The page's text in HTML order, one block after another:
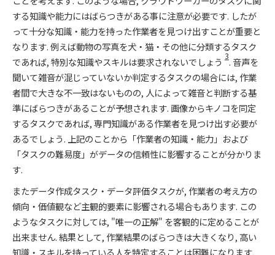
する知識や能力にはばらつきがある事に注意が必要です. したが
って十分な知識・能力を持った作業者を見つけ出すことが重要と
なります. 例えば動物の写真を犬・猫・その他に分類するタスク
であれば, 特別な知識やスキルは要求されないでしょう
3
. 音声を
聞いて雑音が混じっていないか判定するタスクの場合には, 作業
者間で大きな不一致はないものの, 人によって雑音と判断する基
準にばらつきがあることが予想されます. 画像からキノコを同定
するタスクであれば, 専門知識がある作業者を見つけ出す必要が
あるでしょう. 上記のことから「作業者の知識・能力」および
「タスクの難易度」がデータの信頼性に影響することが分かりま
す.
またデータ作成タスク・データ評価タスクが, 作業者の考え方の
傾向・価値観など主観的要素に影響される場合もあります. この
ようなタスクに対しては, "唯一の正解" を客観的に定めることが
出来ません. 結果として, 作業結果のばらつきは大きくなり, 高い
知識・スキルを持っている人を特定することは困難になります.